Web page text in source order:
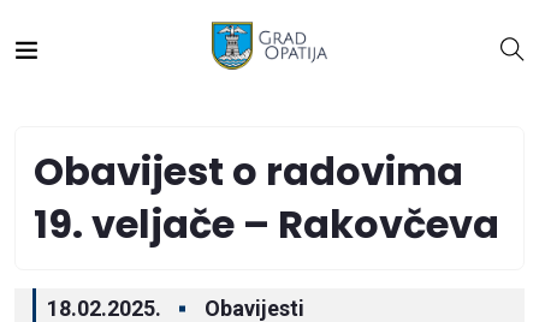
Obavijest o radovima
19. veljače – Rakovčeva
18.02.2025. Obavijesti